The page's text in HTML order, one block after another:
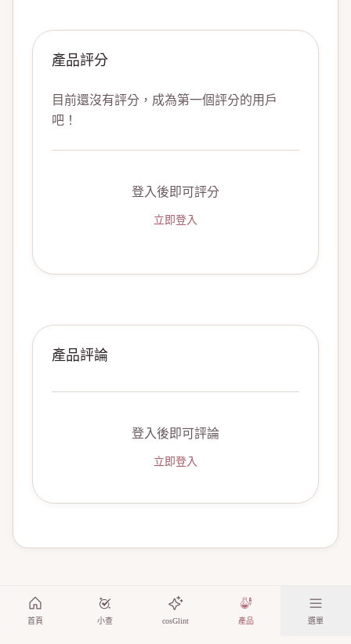
產品評分
目前還沒有評分，成為第一個評分的用戶
吧！
登入後即可評分
立即登入
產品評論
登入後即可評論
立即登入
首頁 小查 cosGlint 產品 選單